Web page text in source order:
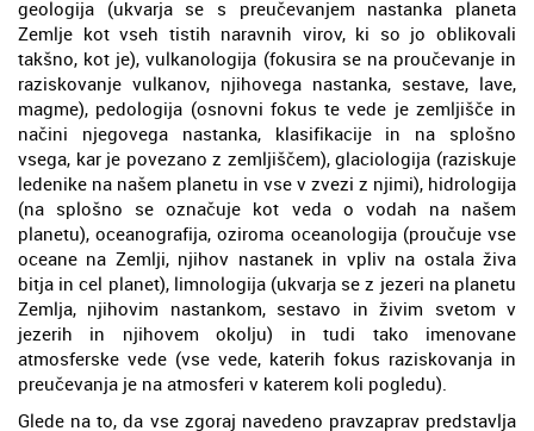
geologija (ukvarja se s preučevanjem nastanka planeta
Zemlje kot vseh tistih naravnih virov, ki so jo oblikovali
takšno, kot je), vulkanologija (fokusira se na proučevanje in
raziskovanje vulkanov, njihovega nastanka, sestave, lave,
magme), pedologija (osnovni fokus te vede je zemljišče in
načini njegovega nastanka, klasifikacije in na splošno
vsega, kar je povezano z zemljiščem), glaciologija (raziskuje
ledenike na našem planetu in vse v zvezi z njimi), hidrologija
(na splošno se označuje kot veda o vodah na našem
planetu), oceanografija, oziroma oceanologija (proučuje vse
oceane na Zemlji, njihov nastanek in vpliv na ostala živa
bitja in cel planet), limnologija (ukvarja se z jezeri na planetu
Zemlja, njihovim nastankom, sestavo in živim svetom v
jezerih in njihovem okolju) in tudi tako imenovane
atmosferske vede (vse vede, katerih fokus raziskovanja in
preučevanja je na atmosferi v katerem koli pogledu).
Glede na to, da vse zgoraj navedeno pravzaprav predstavlja